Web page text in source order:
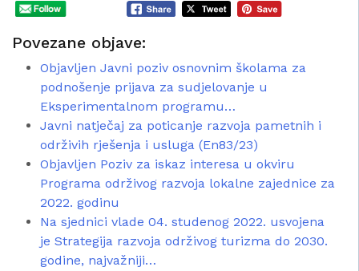
Povezane objave:
Objavljen Javni poziv osnovnim školama za
podnošenje prijava za sudjelovanje u
Eksperimentalnom programu…
Javni natječaj za poticanje razvoja pametnih i
održivih rješenja i usluga (En83/23)
Objavljen Poziv za iskaz interesa u okviru
Programa održivog razvoja lokalne zajednice za
2022. godinu
Na sjednici vlade 04. studenog 2022. usvojena
je Strategija razvoja održivog turizma do 2030.
godine, najvažniji…